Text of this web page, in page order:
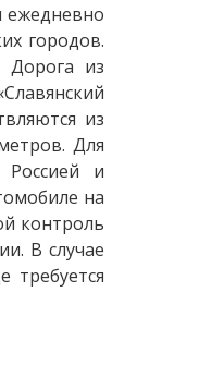
ежедневно
городов.
Дорога из
из
Для
и
на
контроль
В случае
требуется